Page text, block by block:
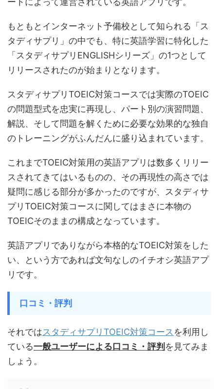
もともとインターネット予備校として知られる「ス
タディサプリ」の中でも、特に英語学習に特化した
「スタディサプリENGLISHシリーズ」の1つとして
リリースされたのが始まりとなります。
スタディサプリTOEIC対策コースでは実際のTOEIC
の問題型式を忠実に再現し、パート別の演習問題、
解説、そして問題を解くために必要な効果的な独自
のトレーニングがふんだんに盛り込まれています。
これまでTOEIC対策用の英語アプリは数多くリリー
スされてきてはいるものの、その再現性の高さでは
疑問に感じる部分が多かったのですが、スタディサ
プリTOEIC対策コースに関してはまさに本物の
TOEICそのままの構成となっています。
英語アプリでありながら本格的なTOEIC対策をした
い、という方であれば文句なしのイチオシ英語アプ
リです。
口コミ・評判
それではスタディサプリTOEIC対策コースを利用し
ている一般ユーザーによる口コミ・評判 を見てみま
しょう。